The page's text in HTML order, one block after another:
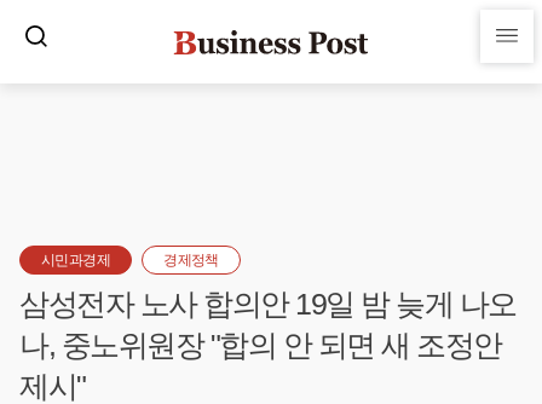
시민과경제 경제정책
삼성전자 노사 합의안 19일 밤 늦게 나오
나, 중노위원장 "합의 안 되면 새 조정안
제시"